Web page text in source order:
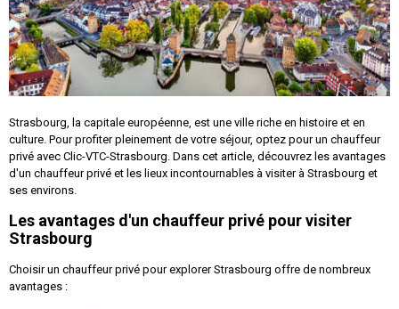
Strasbourg, la capitale européenne, est une ville riche en histoire et en
culture. Pour profiter pleinement de votre séjour, optez pour un chauffeur
privé avec Clic-VTC-Strasbourg. Dans cet article, découvrez les avantages
d'un chauffeur privé et les lieux incontournables à visiter à Strasbourg et
ses environs.
Les avantages d'un chauffeur privé pour visiter
Strasbourg
Choisir un chauffeur privé pour explorer Strasbourg offre de nombreux
avantages :